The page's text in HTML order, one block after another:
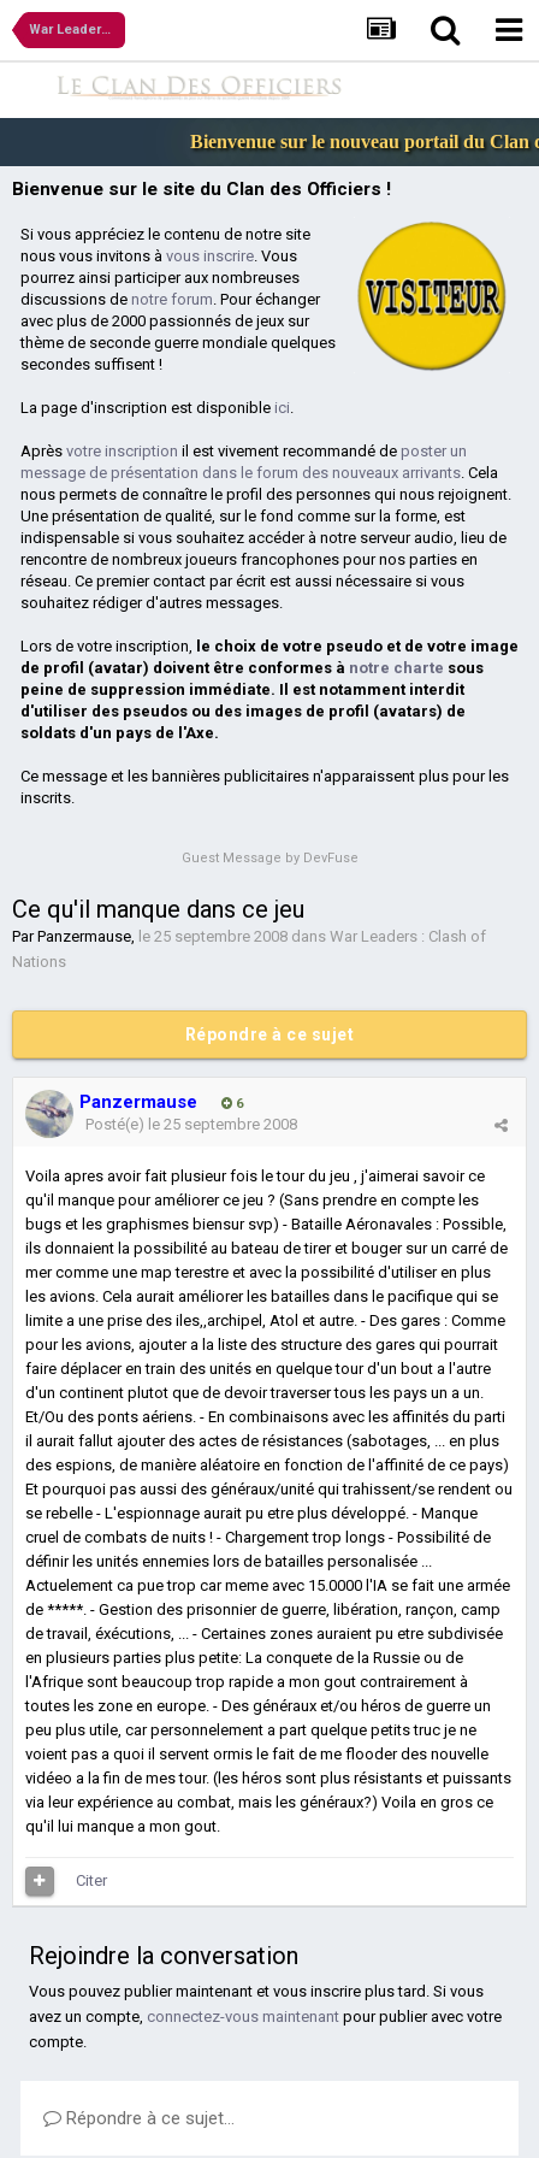
War Leaders : Clash of Nations
Bienvenue sur le nouveau portail du Clan
Bienvenue sur le site du Clan des Officiers !
Si vous appréciez le contenu de notre site
nous vous invitons à vous inscrire. Vous
pourrez ainsi participer aux nombreuses
discussions de notre forum. Pour échanger
avec plus de 2000 passionnés de jeux sur
thème de seconde guerre mondiale quelques
secondes suffisent !
La page d'inscription est disponible ici.
Après votre inscription il est vivement recommandé de poster un
message de présentation dans le forum des nouveaux arrivants. Cela
nous permets de connaître le profil des personnes qui nous rejoignent.
Une présentation de qualité, sur le fond comme sur la forme, est
indispensable si vous souhaitez accéder à notre serveur audio, lieu de
rencontre de nombreux joueurs francophones pour nos parties en
réseau. Ce premier contact par écrit est aussi nécessaire si vous
souhaitez rédiger d'autres messages.
Lors de votre inscription, le choix de votre pseudo et de votre image
de profil (avatar) doivent être conformes à notre charte sous
peine de suppression immédiate. Il est notamment interdit
d'utiliser des pseudos ou des images de profil (avatars) de
soldats d'un pays de l'Axe.
Ce message et les bannières publicitaires n'apparaissent plus pour les
inscrits.
Guest Message by DevFuse
Ce qu'il manque dans ce jeu
ParPanzermause, le 25 septembre 2008 dans War Leaders : Clash of
Nations
Répondre à ce sujet
Panzermause 6
Posté(e) le 25 septembre 2008
Voila apres avoir fait plusieur fois le tour du jeu , j'aimerai savoir ce
qu'il manque pour améliorer ce jeu ? (Sans prendre en compte les
bugs et les graphismes biensur svp) - Bataille Aéronavales : Possible,
ils donnaient la possibilité au bateau de tirer et bouger sur un carré de
mer comme une map terestre et avec la possibilité d'utiliser en plus
les avions. Cela aurait améliorer les batailles dans le pacifique qui se
limite a une prise des iles,,archipel, Atol et autre. - Des gares : Comme
pour les avions, ajouter a la liste des structure des gares qui pourrait
faire déplacer en train des unités en quelque tour d'un bout a l'autre
d'un continent plutot que de devoir traverser tous les pays un a un.
Et/Ou des ponts aériens. - En combinaisons avec les affinités du parti
il aurait fallut ajouter des actes de résistances (sabotages, ... en plus
des espions, de manière aléatoire en fonction de l'affinité de ce pays)
Et pourquoi pas aussi des généraux/unité qui trahissent/se rendent ou
se rebelle - L'espionnage aurait pu etre plus développé. - Manque
cruel de combats de nuits ! - Chargement trop longs - Possibilité de
définir les unités ennemies lors de batailles personalisée ...
Actuelement ca pue trop car meme avec 15.0000 l'IA se fait une armée
de *****. - Gestion des prisonnier de guerre, libération, rançon, camp
de travail, éxécutions, ... - Certaines zones auraient pu etre subdivisée
en plusieurs parties plus petite: La conquete de la Russie ou de
l'Afrique sont beaucoup trop rapide a mon gout contrairement à
toutes les zone en europe. - Des généraux et/ou héros de guerre un
peu plus utile, car personnelement a part quelque petits truc je ne
voient pas a quoi il servent ormis le fait de me flooder des nouvelle
vidéeo a la fin de mes tour. (les héros sont plus résistants et puissants
via leur expérience au combat, mais les généraux?) Voila en gros ce
qu'il lui manque a mon gout.
Citer
Rejoindre la conversation
Vous pouvez publier maintenant et vous inscrire plus tard. Si vous
avez un compte, connectez-vous maintenant pour publier avec votre
compte.
Répondre à ce sujet…